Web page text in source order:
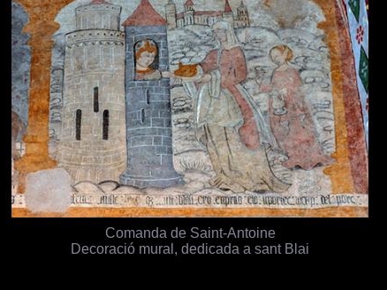
Comanda de Saint-Antoine
Decoració mural, dedicada a sant Blai